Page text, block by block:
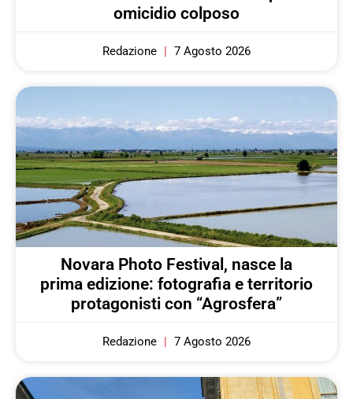
omicidio colposo
Redazione 7 Agosto 2026
Novara Photo Festival, nasce la
prima edizione: fotografia e territorio
protagonisti con “Agrosfera”
Redazione 7 Agosto 2026